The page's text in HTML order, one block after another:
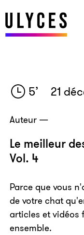
5’ 21
Auteur —
Le meilleur
Vol. 4
Parce que vous
de votre chat
articles et vidéos
ensemble.